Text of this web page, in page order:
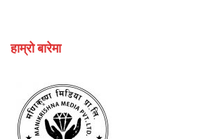
हाम्रो बारेमा